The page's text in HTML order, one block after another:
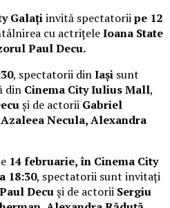
Galațiinvită spectatoriipe 12
cu actrițeleIoana State
Paul Decu.
, spectatorii dinIași sunt
din Cinema City Iulius Mall,
și de actorii Gabriel
Necula, Alexandra
14 februarie, în Cinema City
18:30, spectatorii sunt invitați
Paul Decuși de actorii Sergiu